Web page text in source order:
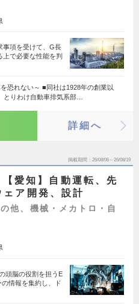
事項を受けて、G長
で必要な性能を判
恐れない～ ■同社は1928年の創業以
とりわけ自動車排気系部…
詳細へ
掲載期間 26/08/06～26/08/19
【愛知】自動運転、先
ア開発、設計
他、機械・メカトロ・自
頭脳の役割を担うE
情報を集約し、ド